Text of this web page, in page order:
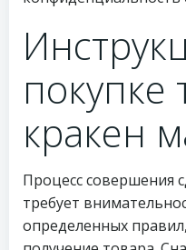
покупке
кракен
Процесс совершения
требует
определенных